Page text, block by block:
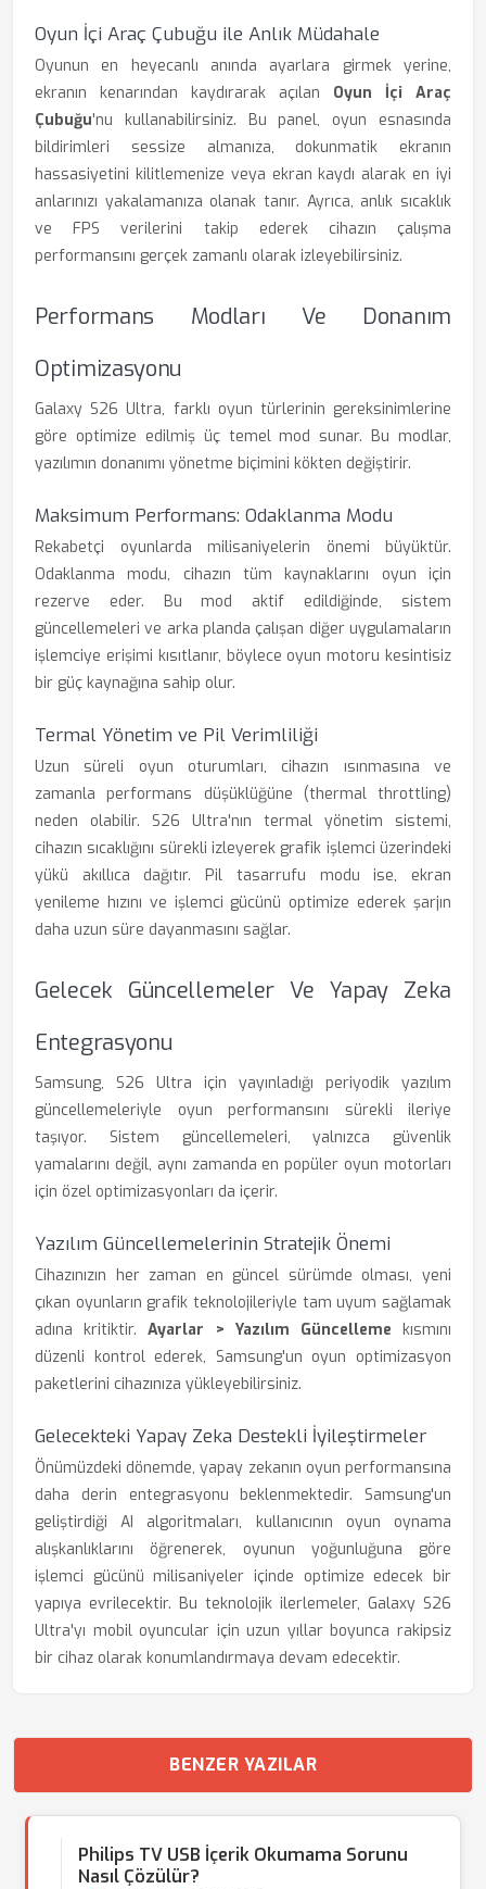
Oyun İçi Araç Çubuğu ile Anlık Müdahale
Oyunun en heyecanlı anında ayarlara girmek yerine,
ekranın kenarından kaydırarak açılan Oyun İçi Araç
Çubuğu'nu kullanabilirsiniz. Bu panel, oyun esnasında
bildirimleri sessize almanıza, dokunmatik ekranın
hassasiyetini kilitlemenize veya ekran kaydı alarak en iyi
anlarınızı yakalamanıza olanak tanır. Ayrıca, anlık sıcaklık
ve FPS verilerini takip ederek cihazın çalışma
performansını gerçek zamanlı olarak izleyebilirsiniz.
Performans Modları Ve Donanım
Optimizasyonu
Galaxy S26 Ultra, farklı oyun türlerinin gereksinimlerine
göre optimize edilmiş üç temel mod sunar. Bu modlar,
yazılımın donanımı yönetme biçimini kökten değiştirir.
Maksimum Performans: Odaklanma Modu
Rekabetçi oyunlarda milisaniyelerin önemi büyüktür.
Odaklanma modu, cihazın tüm kaynaklarını oyun için
rezerve eder. Bu mod aktif edildiğinde, sistem
güncellemeleri ve arka planda çalışan diğer uygulamaların
işlemciye erişimi kısıtlanır, böylece oyun motoru kesintisiz
bir güç kaynağına sahip olur.
Termal Yönetim ve Pil Verimliliği
Uzun süreli oyun oturumları, cihazın ısınmasına ve
zamanla performans düşüklüğüne (thermal throttling)
neden olabilir. S26 Ultra'nın termal yönetim sistemi,
cihazın sıcaklığını sürekli izleyerek grafik işlemci üzerindeki
yükü akıllıca dağıtır. Pil tasarrufu modu ise, ekran
yenileme hızını ve işlemci gücünü optimize ederek şarjın
daha uzun süre dayanmasını sağlar.
Gelecek Güncellemeler Ve Yapay Zeka
Entegrasyonu
Samsung, S26 Ultra için yayınladığı periyodik yazılım
güncellemeleriyle oyun performansını sürekli ileriye
taşıyor. Sistem güncellemeleri, yalnızca güvenlik
yamalarını değil, aynı zamanda en popüler oyun motorları
için özel optimizasyonları da içerir.
Yazılım Güncellemelerinin Stratejik Önemi
Cihazınızın her zaman en güncel sürümde olması, yeni
çıkan oyunların grafik teknolojileriyle tam uyum sağlamak
adına kritiktir.Ayarlar > Yazılım Güncelleme kısmını
düzenli kontrol ederek, Samsung'un oyun optimizasyon
paketlerini cihazınıza yükleyebilirsiniz.
Gelecekteki Yapay Zeka Destekli İyileştirmeler
Önümüzdeki dönemde, yapay zekanın oyun performansına
daha derin entegrasyonu beklenmektedir. Samsung'un
geliştirdiği AI algoritmaları, kullanıcının oyun oynama
alışkanlıklarını öğrenerek, oyunun yoğunluğuna göre
işlemci gücünü milisaniyeler içinde optimize edecek bir
yapıya evrilecektir. Bu teknolojik ilerlemeler, Galaxy S26
Ultra'yı mobil oyuncular için uzun yıllar boyunca rakipsiz
bir cihaz olarak konumlandırmaya devam edecektir.
BENZER YAZILAR
Philips TV USB İçerik Okumama Sorunu
Nasıl Çözülür?